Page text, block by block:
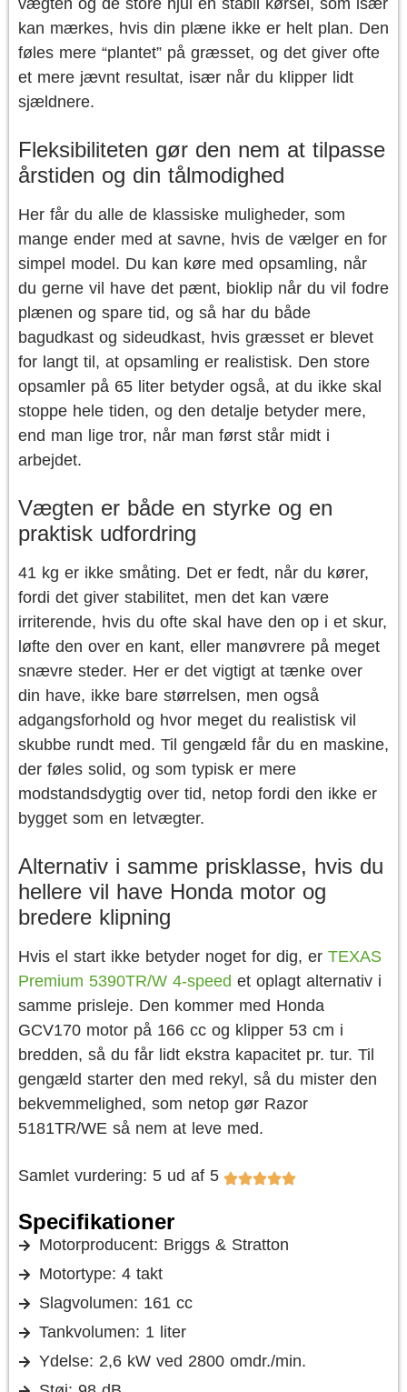
vægten og de store hjul en stabil kørsel, som især
kan mærkes, hvis din plæne ikke er helt plan. Den
føles mere “plantet” på græsset, og det giver ofte
et mere jævnt resultat, især når du klipper lidt
sjældnere.
Fleksibiliteten gør den nem at tilpasse
årstiden og din tålmodighed
Her får du alle de klassiske muligheder, som
mange ender med at savne, hvis de vælger en for
simpel model. Du kan køre med opsamling, når
du gerne vil have det pænt, bioklip når du vil fodre
plænen og spare tid, og så har du både
bagudkast og sideudkast, hvis græsset er blevet
for langt til, at opsamling er realistisk. Den store
opsamler på 65 liter betyder også, at du ikke skal
stoppe hele tiden, og den detalje betyder mere,
end man lige tror, når man først står midt i
arbejdet.
Vægten er både en styrke og en
praktisk udfordring
41 kg er ikke småting. Det er fedt, når du kører,
fordi det giver stabilitet, men det kan være
irriterende, hvis du ofte skal have den op i et skur,
løfte den over en kant, eller manøvrere på meget
snævre steder. Her er det vigtigt at tænke over
din have, ikke bare størrelsen, men også
adgangsforhold og hvor meget du realistisk vil
skubbe rundt med. Til gengæld får du en maskine,
der føles solid, og som typisk er mere
modstandsdygtig over tid, netop fordi den ikke er
bygget som en letvægter.
Alternativ i samme prisklasse, hvis du
hellere vil have Honda motor og
bredere klipning
Hvis el start ikke betyder noget for dig, er TEXAS
Premium 5390TR/W 4-speed et oplagt alternativ i
samme prisleje. Den kommer med Honda
GCV170 motor på 166 cc og klipper 53 cm i
bredden, så du får lidt ekstra kapacitet pr. tur. Til
gengæld starter den med rekyl, så du mister den
bekvemmelighed, som netop gør Razor
5181TR/WE så nem at leve med.
Samlet vurdering: 5 ud af 5
Specifikationer
Motorproducent: Briggs & Stratton
Motortype: 4 takt
Slagvolumen: 161 cc
Tankvolumen: 1 liter
Ydelse: 2,6 kW ved 2800 omdr./min.